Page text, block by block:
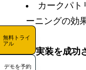
無料トライ
アル
デモを予約
カークパト
ーニングの効
3. 実装を成功